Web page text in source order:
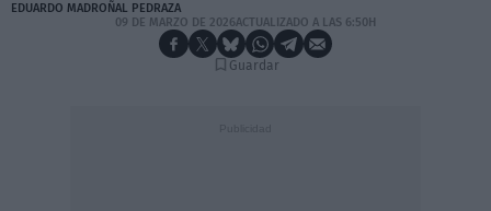
EDUARDO MADROÑAL PEDRAZA
09 DE MARZO DE 2026ACTUALIZADO A LAS 6:50H
Guardar